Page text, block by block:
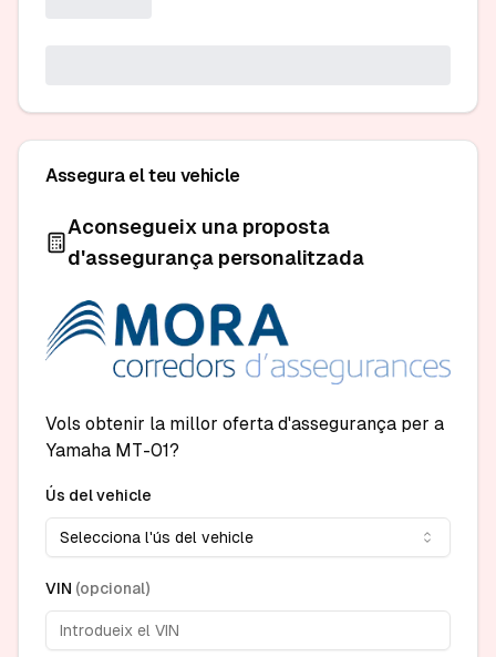
Assegura el teu vehicle
Aconsegueix una proposta
d'assegurança personalitzada
Vols obtenir la millor oferta d'assegurança per a
Yamaha MT-01?
Ús del vehicle
Selecciona l'ús del vehicle
VIN (opcional)